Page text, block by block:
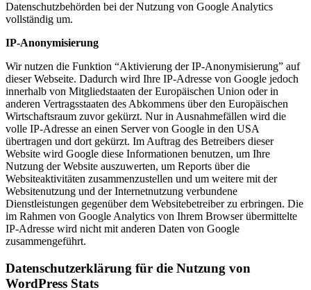
Datenschutzbehörden bei der Nutzung von Google Analytics
vollständig um.
IP-Anonymisierung
Wir nutzen die Funktion “Aktivierung der IP-Anonymisierung” auf
dieser Webseite. Dadurch wird Ihre IP-Adresse von Google jedoch
innerhalb von Mitgliedstaaten der Europäischen Union oder in
anderen Vertragsstaaten des Abkommens über den Europäischen
Wirtschaftsraum zuvor gekürzt. Nur in Ausnahmefällen wird die
volle IP-Adresse an einen Server von Google in den USA
übertragen und dort gekürzt. Im Auftrag des Betreibers dieser
Website wird Google diese Informationen benutzen, um Ihre
Nutzung der Website auszuwerten, um Reports über die
Websiteaktivitäten zusammenzustellen und um weitere mit der
Websitenutzung und der Internetnutzung verbundene
Dienstleistungen gegenüber dem Websitebetreiber zu erbringen. Die
im Rahmen von Google Analytics von Ihrem Browser übermittelte
IP-Adresse wird nicht mit anderen Daten von Google
zusammengeführt.
Datenschutzerklärung für die Nutzung von
WordPress Stats